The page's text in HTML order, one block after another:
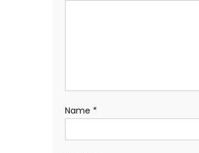
Name *